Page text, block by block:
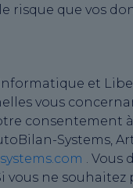
risque que vos
et
vous
consentement à
Systems,
. Vous
vous ne